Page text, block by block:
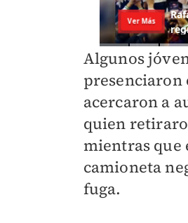
Algunos
presenciaron
acercaron a
quien
mientras que
camioneta
fuga.